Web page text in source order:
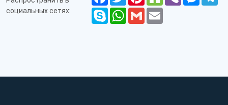
социальных сетях:
SkypeWhatsApp
GmailEmail